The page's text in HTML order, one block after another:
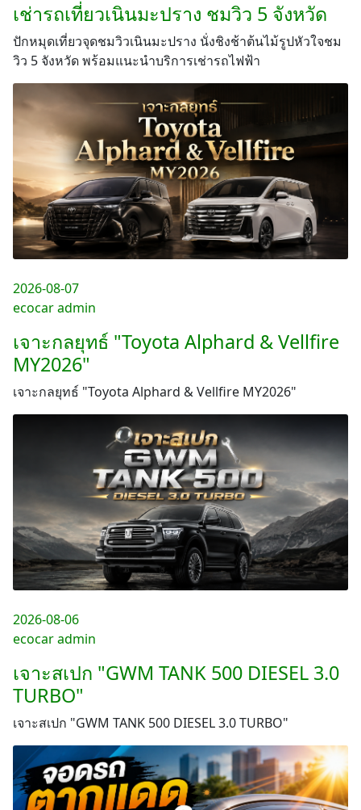
เช่ารถเที่ยวเนินมะปราง ชมวิว 5 จังหวัด
ปักหมุดเที่ยวจุดชมวิวเนินมะปราง นั่งชิงช้าต้นไม้รูปหัวใจชม
วิว 5 จังหวัด พร้อมแนะนำบริการเช่ารถไฟฟ้า
2026-08-07
ecocar admin
เจาะกลยุทธ์ "Toyota Alphard & Vellfire
MY2026"
เจาะกลยุทธ์ "Toyota Alphard & Vellfire MY2026"
2026-08-06
ecocar admin
เจาะสเปก "GWM TANK 500 DIESEL 3.0
TURBO"
เจาะสเปก "GWM TANK 500 DIESEL 3.0 TURBO"